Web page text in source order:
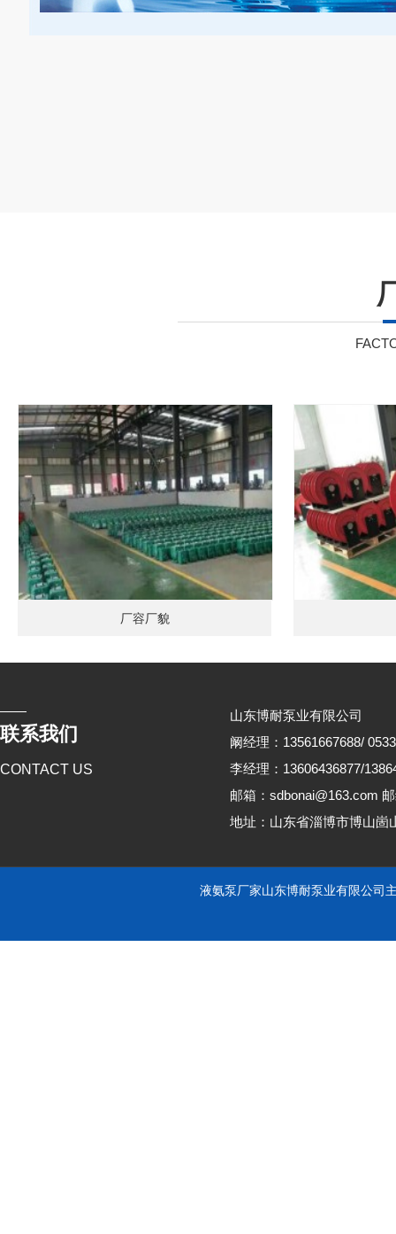
厂容厂貌
联系我们
CONTACT US
山东博耐泵业有限公司
阚经理：13561667688/
李经理：13606436877/
邮箱：sdbonai@163.com
地址：山东省淄博市博山崮
液氨泵厂家山东博耐泵业有限公司